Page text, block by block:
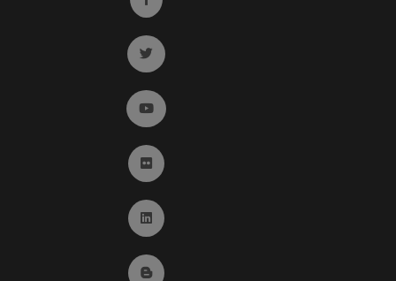
Ir a twitter (abre en ventana nueva)
Ir a YouTube (abre en ventana nueva)
Ir a Flickr (abre en ventana nueva)
Ir a Linkedin (abre en ventana nueva)
Ir al Blog (abre en ventana nueva)